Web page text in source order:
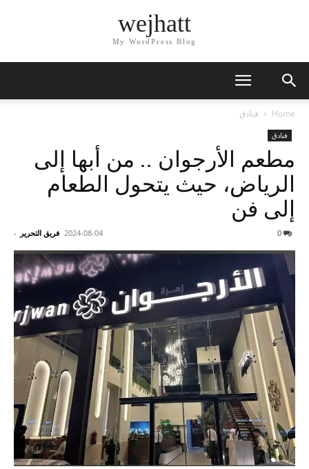
wejhatt
My WordPress Blog
Home فنادق
فنادق
مطعم الأرجوان .. من أبها إلى
الرياض، حيث يتحول الطعام
إلى فن
فريق التحرير - 2024-08-04